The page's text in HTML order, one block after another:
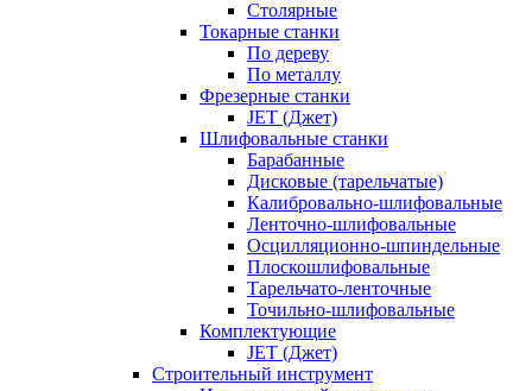
Столярные
Токарные станки
По дереву
По металлу
Фрезерные станки
JET (Джет)
Шлифовальные станки
Барабанные
Дисковые (тарельчатые)
Калибровально-шлифовальные
Ленточно-шлифовальные
Осцилляционно-шпиндельные
Плоскошлифовальные
Тарельчато-ленточные
Точильно-шлифовальные
Комплектующие
JET (Джет)
Строительный инструмент